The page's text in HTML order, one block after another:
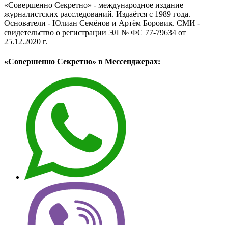
«Совершенно Секретно» - международное издание
журналистских расследований. Издаётся с 1989 года.
Основатели - Юлиан Семёнов и Артём Боровик. CМИ -
свидетельство о регистрации ЭЛ № ФС 77-79634 от
25.12.2020 г.
«Совершенно Секретно» в Мессенджерах: